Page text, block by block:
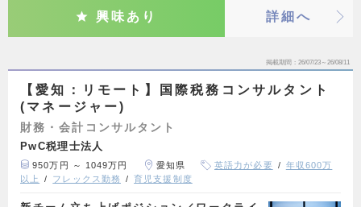
興味あり 詳細へ
掲載期間 26/07/23～26/08/11
【愛知：リモート】国際税務コンサルタント
(マネージャー)
財務・会計コンサルタント
PwC税理士法人
950万円 ～ 1049万円 愛知県 英語力が必要
年収600万
以上
フレックス勤務 育児支援制度